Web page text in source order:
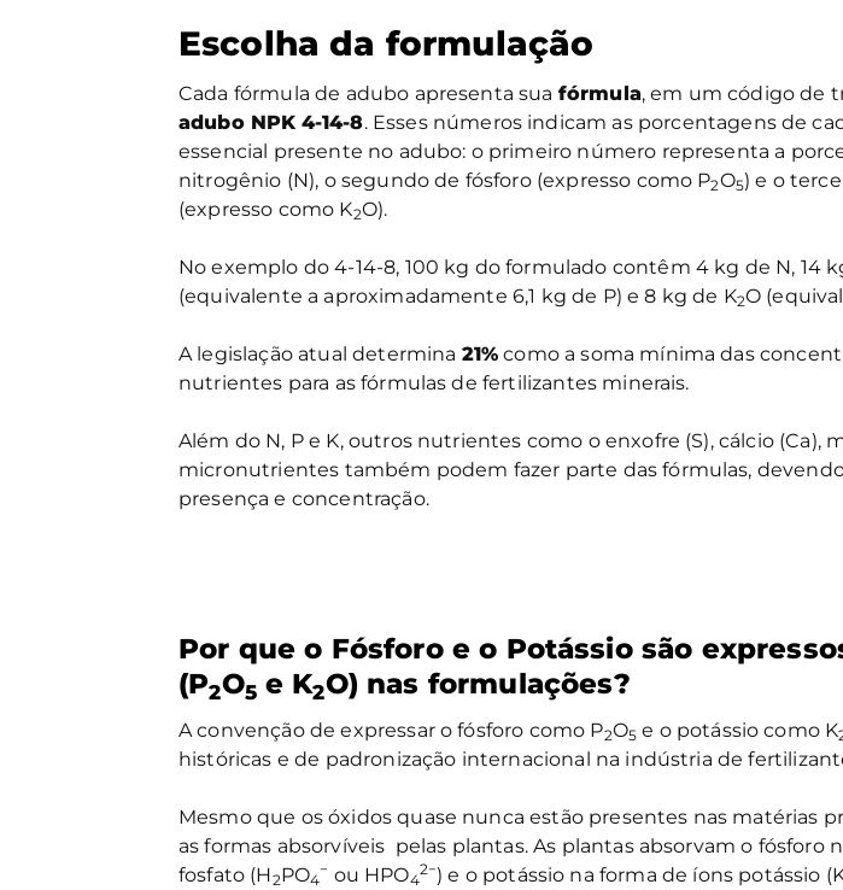
Escolha da formulação
Cada fórmula de adubo apresenta sua fórmula, em um código de
adubo NPK 4-14-8. Esses números indicam as porcentagens de
essencial presente no adubo: o primeiro número representa a
nitrogênio (N), o segundo de fósforo (expresso como P2O5) e o
(expresso como K2O).
No exemplo do 4-14-8, 100 kg do formulado contêm 4 kg de N, 14
(equivalente a aproximadamente 6,1 kg de P) e 8 kg de K2O
A legislação atual determina 21% como a soma mínima das
nutrientes para as fórmulas de fertilizantes minerais.
Além do N, P e K, outros nutrientes como o enxofre (S), cálcio (Ca),
micronutrientes também podem fazer parte das fórmulas,
presença e concentração.
Por que o Fósforo e o Potássio são
(P2O5e K2O) nas formulações?
A convenção de expressar o fósforo como P2O5 e o potássio como K
históricas e de padronização internacional na indústria de
Mesmo que os óxidos quase nunca estão presentes nas matérias
as formas absorvíveis pelas plantas. As plantas absorvam o fósforo
fosfato (H2PO4
− ou HPO4
2−) e o potássio na forma de íons potássio